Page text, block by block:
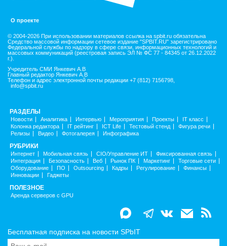
О проекте
© 2004-2026 При использовании материалов ссылка на spbit.ru обязательна
Средство массовой информации сетевое издание "SPBIT.RU" зарегистрировано
Федеральной службы по надзору в сфере связи, информационных технологий и
массовых коммуникаций (реестровая запись ЭЛ № ФС 77 - 84345 от 26.12.2022
г.).
Учредитель СМИ Янкевич А.В
Главный редактор Янкевич А.В
Телефон и адрес электронной почты редакции +7 (812) 7156798,
info@spbit.ru
РАЗДЕЛЫ
Новости Аналитика Интервью Мероприятия Проекты
IT класс
Колонка редактора
IT рейтинг ICT Life Тестовый стенд
Фигура речи
Релизы
Видео Фотогалерея Инфографика
РУБРИКИ
Интернет Мобильная связь CIO/Управление ИТ
Фиксированная связь
Интеграция
Безопасность Веб Рынок ПК Маркетинг
Торговые сети
Оборудование
ПО Outsourcing Кадры Регулирование
Финансы
Инновации
Гаджеты
ПОЛЕЗНОЕ
Аренда серверов с GPU
Бесплатная подписка на новости SPbIT